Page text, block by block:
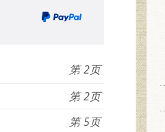
2
2
5